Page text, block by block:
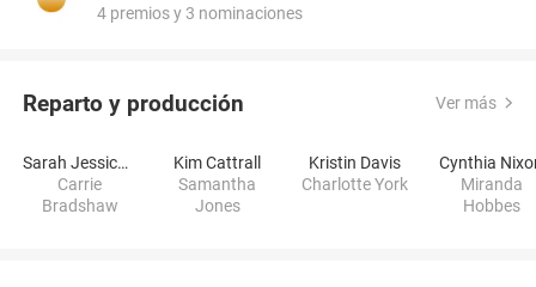
4 premios y 3 nominaciones
Reparto y producción Ver más
Sarah Jessica Parker
Carrie
Bradshaw
Kim Cattrall
Samantha
Jones
Kristin Davis
Charlotte York
Cynthia
Miranda
Hobbes